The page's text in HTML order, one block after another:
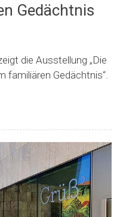
Gedächtnis
die Ausstellung „Die
familiären Gedächtnis“.